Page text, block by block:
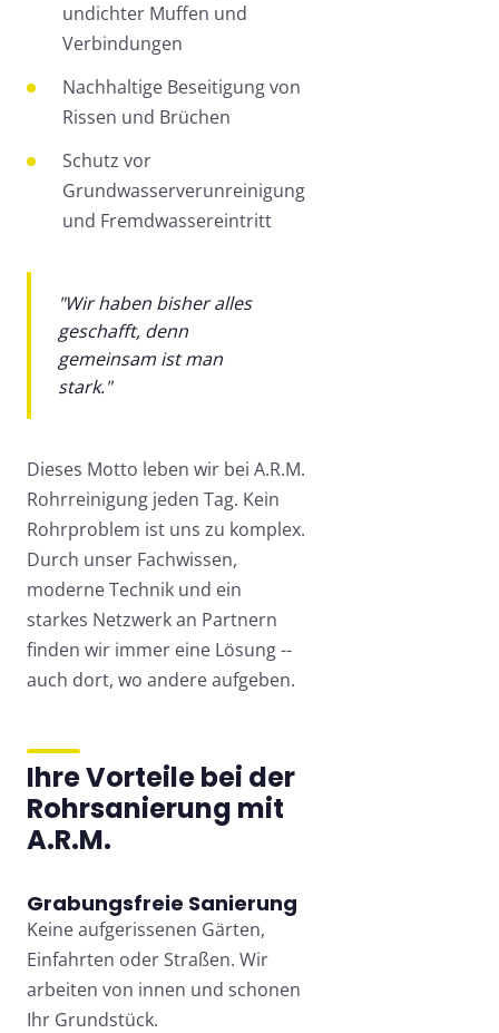
undichter Muffen und
Verbindungen
Nachhaltige Beseitigung von
Rissen und Brüchen
Schutz vor
Grundwasserverunreinigung
und Fremdwassereintritt
"Wir haben bisher alles
geschafft, denn
gemeinsam ist man
stark."
Dieses Motto leben wir bei A.R.M.
Rohrreinigung jeden Tag. Kein
Rohrproblem ist uns zu komplex.
Durch unser Fachwissen,
moderne Technik und ein
starkes Netzwerk an Partnern
finden wir immer eine Lösung --
auch dort, wo andere aufgeben.
Ihre Vorteile bei der
Rohrsanierung mit
A.R.M.
Grabungsfreie Sanierung
Keine aufgerissenen Gärten,
Einfahrten oder Straßen. Wir
arbeiten von innen und schonen
Ihr Grundstück.